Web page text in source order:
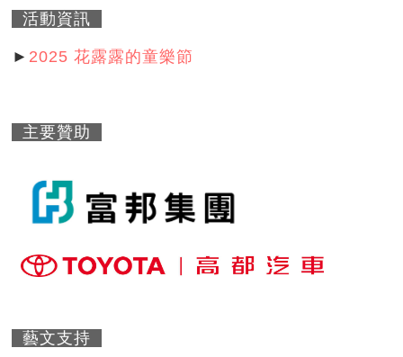
活動資訊
► 2025 花露露的童樂節
主要贊助
藝文支持